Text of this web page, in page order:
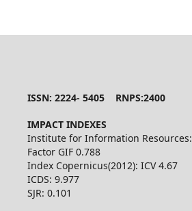
ISSN: 2224- 5405 RNPS:2400
IMPACT INDEXES
Institute for Information
Factor GIF 0.788
Index Copernicus(2012): ICV 4.67
ICDS: 9.977
SJR: 0.101